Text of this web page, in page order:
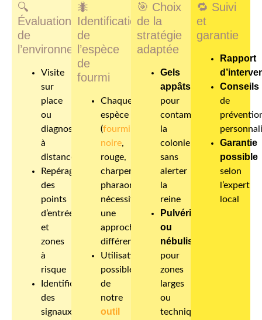
🔍
Évaluation
de
l’environnement
Visite
sur
place
ou
diagnostic
à
distance
Repérage
des
points
d’entrée
et
zones
à
risque
Identification
des
signaux
🐜
Identification
de
l’espèce
de
fourmi
Chaque
espèce
(fourmi
noire,
rouge,
charpentière,
pharaon…)
nécessite
une
approche
différente.
Utilisation
possible
de
notre
outil
🎯 Choix
de la
stratégie
adaptée
Gels
appâts
pour
contaminer
la
colonie
sans
alerter
la
reine
Pulvérisation
ou
nébulisation
pour
zones
larges
ou
techniques
🔁 Suivi
et
garantie
Rapport
Conseils
de
Garantie
possible
selon
l’expert
local